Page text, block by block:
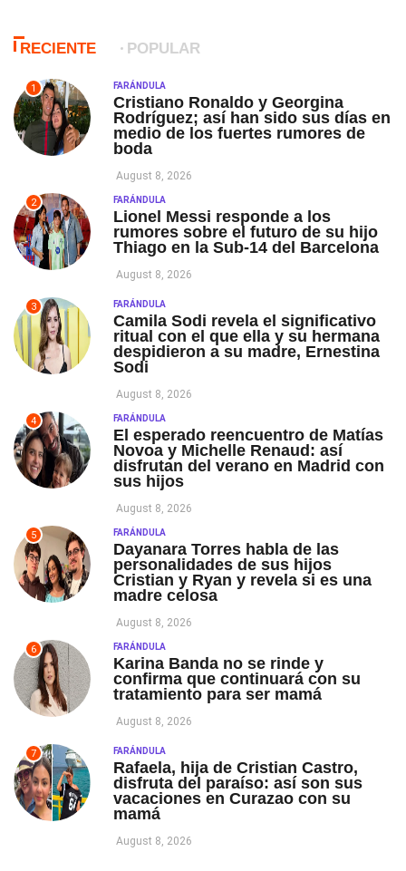
RECIENTE POPULAR
1 FARÁNDULA
Cristiano Ronaldo y Georgina
Rodríguez; así han sido sus días en
medio de los fuertes rumores de
boda
August 8, 2026
2 FARÁNDULA
Lionel Messi responde a los
rumores sobre el futuro de su hijo
Thiago en la Sub-14 del Barcelona
August 8, 2026
3 FARÁNDULA
Camila Sodi revela el significativo
ritual con el que ella y su hermana
despidieron a su madre, Ernestina
Sodi
August 8, 2026
4 FARÁNDULA
El esperado reencuentro de Matías
Novoa y Michelle Renaud: así
disfrutan del verano en Madrid con
sus hijos
August 8, 2026
5 FARÁNDULA
Dayanara Torres habla de las
personalidades de sus hijos
Cristian y Ryan y revela si es una
madre celosa
August 8, 2026
6 FARÁNDULA
Karina Banda no se rinde y
confirma que continuará con su
tratamiento para ser mamá
August 8, 2026
7 FARÁNDULA
Rafaela, hija de Cristian Castro,
disfruta del paraíso: así son sus
vacaciones en Curazao con su
mamá
August 8, 2026